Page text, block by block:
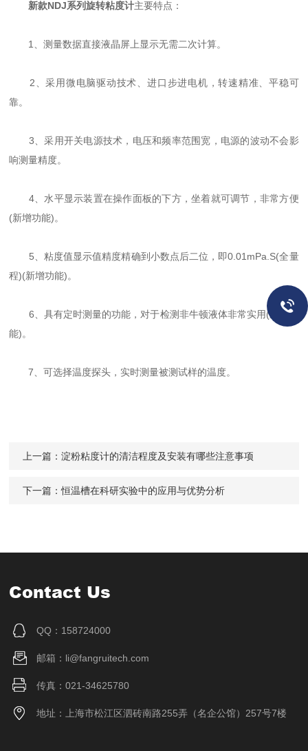
新款NDJ系列旋转粘度计主要特点：
1、测量数据直接液晶屏上显示无需二次计算。
2、采用微电脑驱动技术、进口步进电机，转速精准、平稳可
靠。
3、采用开关电源技术，电压和频率范围宽，电源的波动不会影
响测量精度。
4、水平显示装置在操作面板的下方，坐着就可调节，非常方便
(新增功能)。
5、粘度值显示值精度精确到小数点后二位，即0.01mPa.S(全量
程)(新增功能)。
6、具有定时测量的功能，对于检测非牛顿液体非常实用(新增功
能)。
7、可选择温度探头，实时测量被测试样的温度。
上一篇：淀粉粘度计的清洁程度及安装有哪些注意事项
下一篇：恒温槽在科研实验中的应用与优势分析
Contact Us
QQ：158724000
邮箱：li@fangruitech.com
传真：021-34625780
地址：上海市松江区泗砖南路255弄（名企公馆）257号7楼